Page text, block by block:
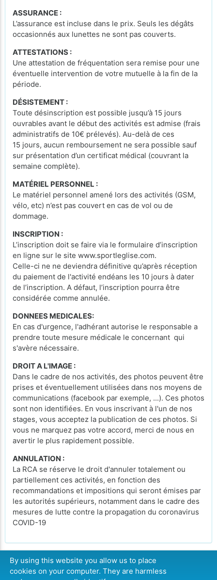
ASSURANCE :
L’assurance est incluse dans le prix. Seuls les dégâts
occasionnés aux lunettes ne sont pas couverts.
ATTESTATIONS :
Une attestation de fréquentation sera remise pour une
éventuelle intervention de votre mutuelle à la fin de la
période.
DÉSISTEMENT :
Toute désinscription est possible jusqu’à 15 jours
ouvrables avant le début des activités est admise (frais
administratifs de 10€ prélevés). Au-delà de ces
15 jours, aucun remboursement ne sera possible sauf
sur présentation d’un certificat médical (couvrant la
semaine complète).
MATÉRIEL PERSONNEL :
Le matériel personnel amené lors des activités (GSM,
vélo, etc) n’est pas couvert en cas de vol ou de
dommage.
INSCRIPTION :
L’inscription doit se faire via le formulaire d’inscription
en ligne sur le site www.sportleglise.com.
Celle-ci ne ne deviendra définitive qu’après réception
du paiement de l'activité endéans les 10 jours à dater
de l’inscription. A défaut, l’inscription pourra être
considérée comme annulée.
DONNEES MEDICALES:
En cas d'urgence, l'adhérant autorise le responsable a
prendre toute mesure médicale le concernant qui
s'avère nécessaire.
DROIT A L'IMAGE :
Dans le cadre de nos activités, des photos peuvent être
prises et éventuellement utilisées dans nos moyens de
communications (facebook par exemple, ...). Ces photos
sont non identifiées. En vous inscrivant à l'un de nos
stages, vous acceptez la publication de ces photos. Si
vous ne marquez pas votre accord, merci de nous en
avertir le plus rapidement possible.
ANNULATION :
La RCA se réserve le droit d'annuler totalement ou
partiellement ces activités, en fonction des
recommandations et impositions qui seront émises par
les autorités supérieurs, notamment dans le cadre des
mesures de lutte contre la propagation du coronavirus
COVID-19
CONTINUER
By using this website you allow us to place
cookies on your computer. They are harmless